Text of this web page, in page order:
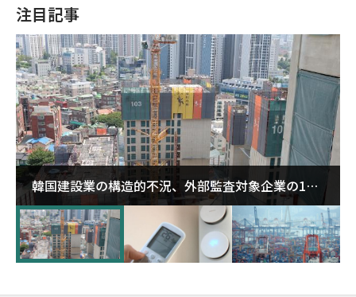
注目記事
韓国建設業の構造的不況、外部監査対象企業の1割
超が「ゾンビ企業」に…5年で2.8倍増